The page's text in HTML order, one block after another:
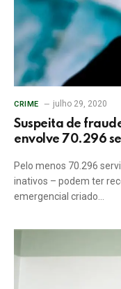
CRIME julho 29, 2020
Suspeita de
envolve 70.296
Pelo menos 70.296
inativos – podem ter
emergencial criado…